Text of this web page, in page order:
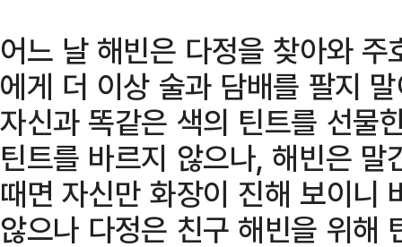
어느 날 해빈은 다정을 찾아와
에게 더 이상 술과 담배를 팔지
자신과 똑같은 색의 틴트를 선물
틴트를 바르지 않으나, 해빈은
때면 자신만 화장이 진해 보이니
않으나 다정은 친구 해빈을 위해